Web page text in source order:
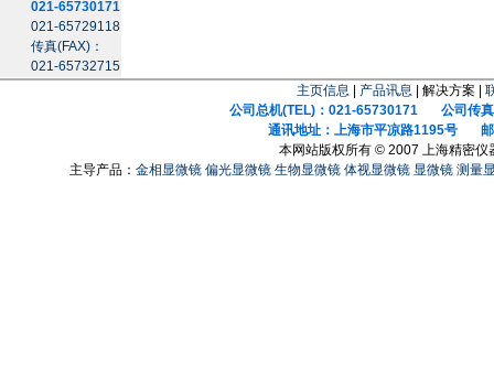
021-65730171
021-65729118
传真(FAX)：
021-65732715
主页信息
产品讯息 | 解决方案 |
公司总机(TEL)：021-65730171 公司传真
通讯地址：上海市平凉路1195号 邮
本网站版权所有 © 2007 上海精密仪
主导产品： 金相显微镜 偏光显微镜 生物显微镜 体视显微镜 显微镜 测量